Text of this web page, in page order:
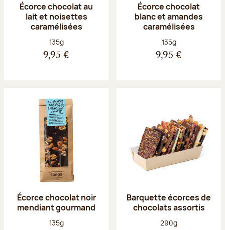
Écorce chocolat au
lait et noisettes
caramélisées
Poids net :
135g
9,95 €
Écorce chocolat
blanc et amandes
caramélisées
Poids net :
135g
9,95 €
Écorce chocolat noir
mendiant gourmand
Poids net :
135g
Barquette écorces de
chocolats assortis
Poids net :
290g